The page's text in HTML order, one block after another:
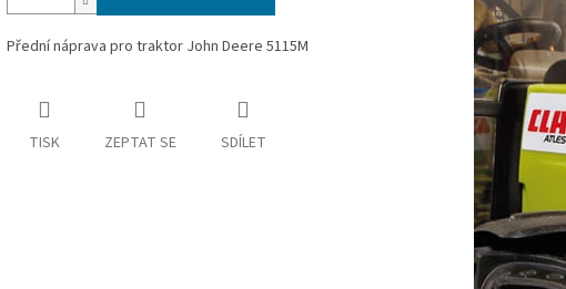
Přední náprava pro traktor John Deere 5115M
TISK ZEPTAT SE SDÍLET